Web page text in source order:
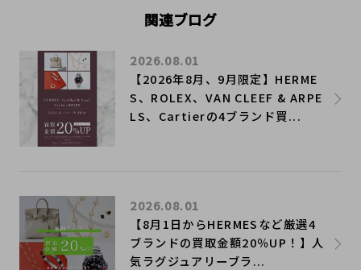
関連ブログ
【2026年8月、9月限定】HERME
S、ROLEX、VAN CLEEF & ARPE
LS、Cartierの4ブランド買...
2026.08.01
【8月1日からHERMESなど厳選4
ブランドの買取金額20％UP！】人
気ラグジュアリーブラ...
2026.08.01